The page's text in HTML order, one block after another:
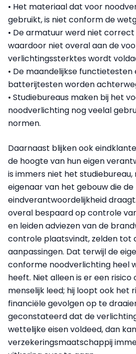
• Het materiaal dat voor
gebruikt, is niet conform de
• De armatuur werd niet
waardoor niet overal aan de
verlichtingssterktes wordt
• De maandelijkse functietesten
batterijtesten worden
• Studiebureaus maken bij het
noodverlichting nog veelal
normen.
Daarnaast blijken ook
de hoogte van hun eigen
is immers niet het studiebureau,
eigenaar van het gebouw die de
eindverantwoordelijkheid
overal bespaard op controle
en leiden adviezen van de
controle plaatsvindt, zelden tot
aanpassingen. Dat terwijl de
conforme noodverlichting heel
heeft. Niet alleen is er een risico
menselijk leed; hij loopt ook het
financiële gevolgen op te
geconstateerd dat de
wettelijke eisen voldeed, dan
verzekeringsmaatschappij